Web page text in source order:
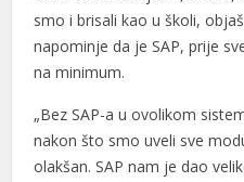
smo i brisali kao u školi,
napominje da je SAP, prije
na minimum.
„Bez SAP-a u ovolikom
nakon što smo uveli sve
olakšan. SAP nam je dao